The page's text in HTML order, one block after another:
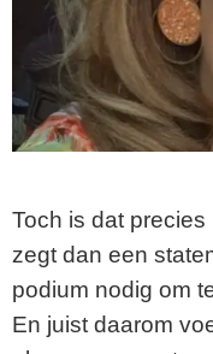
Toch is dat
zegt dan een
podium nodig om
En juist daarom